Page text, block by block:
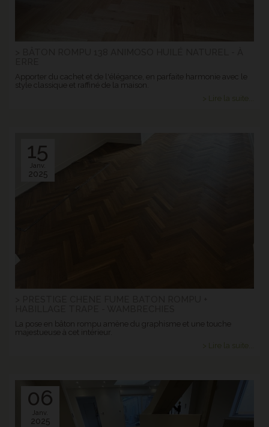
Apporter du cachet et de l'élégance, en parfaite harmonie avec le
style classique et raffiné de la maison.
> Lire la suite...
15
Janv.
2025
La pose en bâton rompu amène du graphisme et une touche
majestueuse à cet intérieur.
> Lire la suite...
06
Janv.
2025